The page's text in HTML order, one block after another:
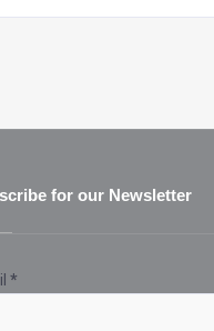
for our Newsletter
*